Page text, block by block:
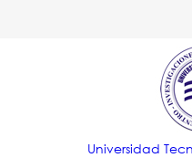
Jump
Universidad